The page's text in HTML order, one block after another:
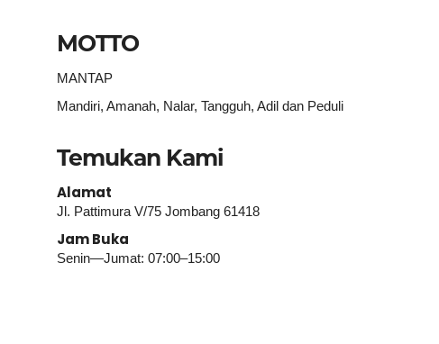
MOTTO
MANTAP
Mandiri, Amanah, Nalar, Tangguh, Adil dan Peduli
Temukan Kami
Alamat
Jl. Pattimura V/75 Jombang 61418
Jam Buka
Senin—Jumat: 07:00–15:00